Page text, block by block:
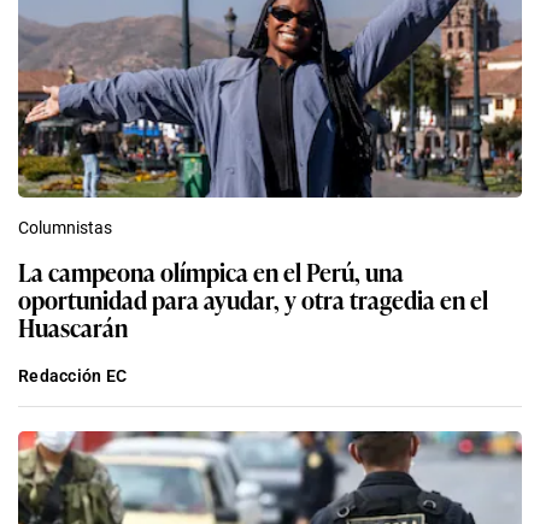
Columnistas
La campeona olímpica en el Perú, una
oportunidad para ayudar, y otra tragedia en el
Huascarán
Redacción EC